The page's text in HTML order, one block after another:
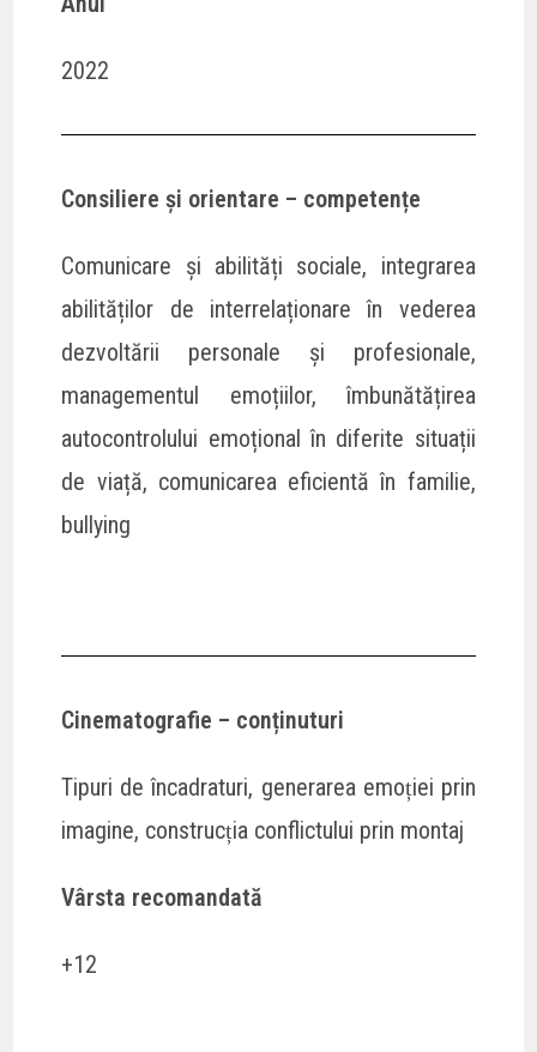
2022
Consiliere și orientare – competențe
Comunicare și abilități sociale, integrarea
abilităților de interrelaționare în vederea
dezvoltării personale și profesionale,
managementul emoțiilor, îmbunătățirea
autocontrolului emoțional în diferite situații
de viață, comunicarea eficientă în familie,
bullying
Cinematografie – conținuturi
Tipuri de încadraturi, generarea emoției prin
imagine, construcția conflictului prin montaj
Vârsta recomandată
+12